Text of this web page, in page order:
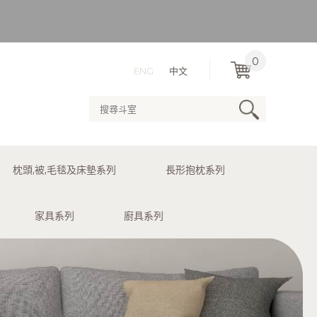
服務。
ENG 中文
0
枕頭,被,毛毯及床墊系列 長形抱枕系列
家具系列 廚具系列